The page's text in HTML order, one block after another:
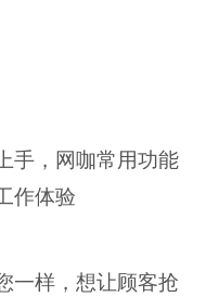
，网咖常用功能
作体验
样，想让顾客抢